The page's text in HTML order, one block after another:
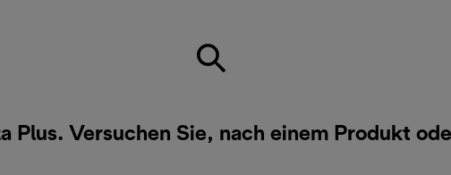
Plus. Versuchen Sie, nach einem Produkt